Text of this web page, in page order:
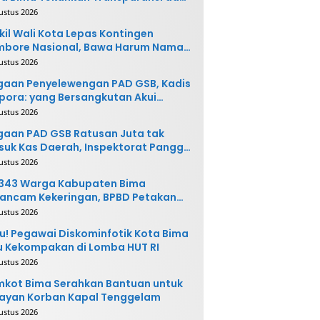
2026
Wali Kota Lepas Kontingen
Nasional, Bawa Harum Nama
Bima
2026
Penyelewengan PAD GSB, Kadis
yang Bersangkutan Akui
dan Siap
2026
PAD GSB Ratusan Juta tak
Kas Daerah, Inspektorat Panggil
Terkait
2026
Warga Kabupaten Bima
Kekeringan, BPBD Petakan
Rawan
2026
Pegawai Diskominfotik Kota Bima
Kekompakan di Lomba HUT RI
2026
Bima Serahkan Bantuan untuk
Korban Kapal Tenggelam
2026